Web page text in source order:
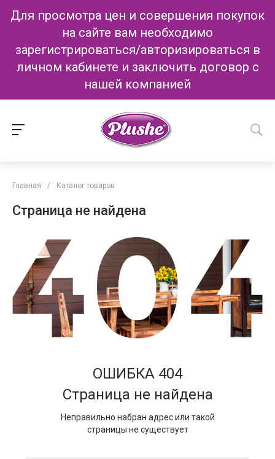
Для просмотра цен и совершения покупок
на сайте вам необходимо
зарегистрироваться/авторизироваться в
личном кабинете и заключить договор с
нашей компанией
Главная / Каталог товаров
Страница не найдена
ОШИБКА 404
Страница не найдена
Неправильно набран адрес или такой
страницы не существует